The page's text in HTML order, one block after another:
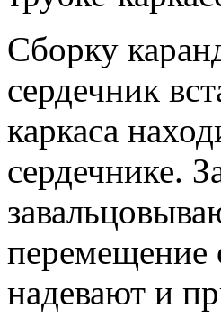
Сборку
сердечник
каркаса
сердечнике.
перемещение
надевают и